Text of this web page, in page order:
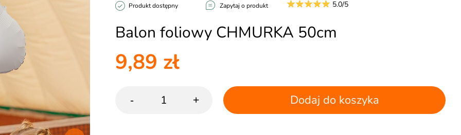
Balon foliowy CHMURKA 50cm
Produkt dostępny Zapytaj o produkt 5.0/5
9,89 zł
- + Dodaj do koszyka